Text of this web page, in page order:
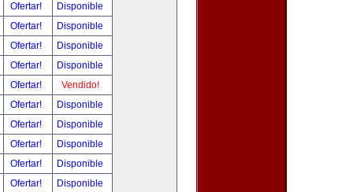
Ofertar!
Disponible
Ofertar!
Disponible
Ofertar!
Disponible
Ofertar!
Disponible
Ofertar!
Vendido!
Ofertar!
Disponible
Ofertar!
Disponible
Ofertar!
Disponible
Ofertar!
Disponible
Ofertar! Disponible